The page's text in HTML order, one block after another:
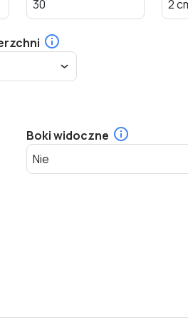
Boki widoczne